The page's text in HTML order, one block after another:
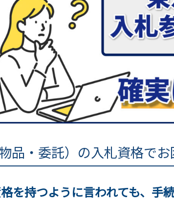
品・委託）の入札資格で
を持つように言われても、手